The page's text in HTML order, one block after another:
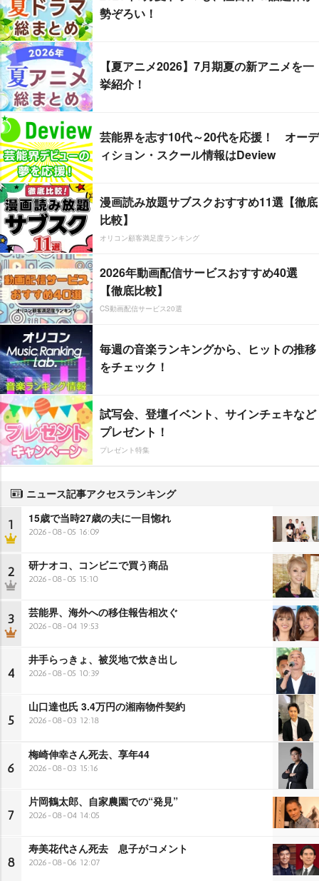
勢ぞろい！
【夏アニメ2026】7月期夏の新アニメを一
挙紹介！
芸能界を志す10代～20代を応援！ オーデ
ィション・スクール情報はDeview
漫画読み放題サブスクおすすめ11選【徹底
比較】
オリコン顧客満足度ランキング
2026年動画配信サービスおすすめ40選
【徹底比較】
CS動画配信サービス20選
毎週の音楽ランキングから、ヒットの推移
をチェック！
試写会、登壇イベント、サインチェキなど
プレゼント！
プレゼント特集
ニュース記事アクセスランキング
1 15歳で当時27歳の夫に一目惚れ
2026-08-05 16:09
2 研ナオコ、コンビニで買う商品
2026-08-05 15:10
3 芸能界、海外への移住報告相次ぐ
2026-08-04 19:53
4
井手らっきょ、被災地で炊き出し
2026-08-05 10:39
5
山口達也氏 3.4万円の湘南物件契約
2026-08-03 12:18
6
梅崎伸幸さん死去、享年44
2026-08-03 15:16
7
片岡鶴太郎、自家農園での“発見”
2026-08-04 14:05
8
寿美花代さん死去 息子がコメント
2026-08-06 12:07